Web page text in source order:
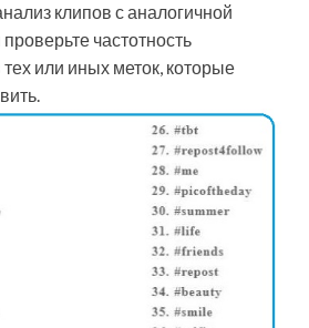
клипов с аналогичной
частотность
или иных меток, которые